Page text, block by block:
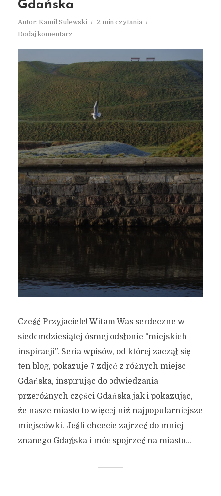
Gdańska
Autor: Kamil Sulewski
2 min czytania
Dodaj komentarz
Cześć Przyjaciele! Witam Was serdeczne w
siedemdziesiątej ósmej odsłonie “miejskich
inspiracji”. Seria wpisów, od której zaczął się
ten blog, pokazuje 7 zdjęć z różnych miejsc
Gdańska, inspirując do odwiedzania
przeróżnych części Gdańska jak i pokazując,
że nasze miasto to więcej niż najpopularniejsze
miejscówki. Jeśli chcecie zajrzeć do mniej
znanego Gdańska i móc spojrzeć na miasto...